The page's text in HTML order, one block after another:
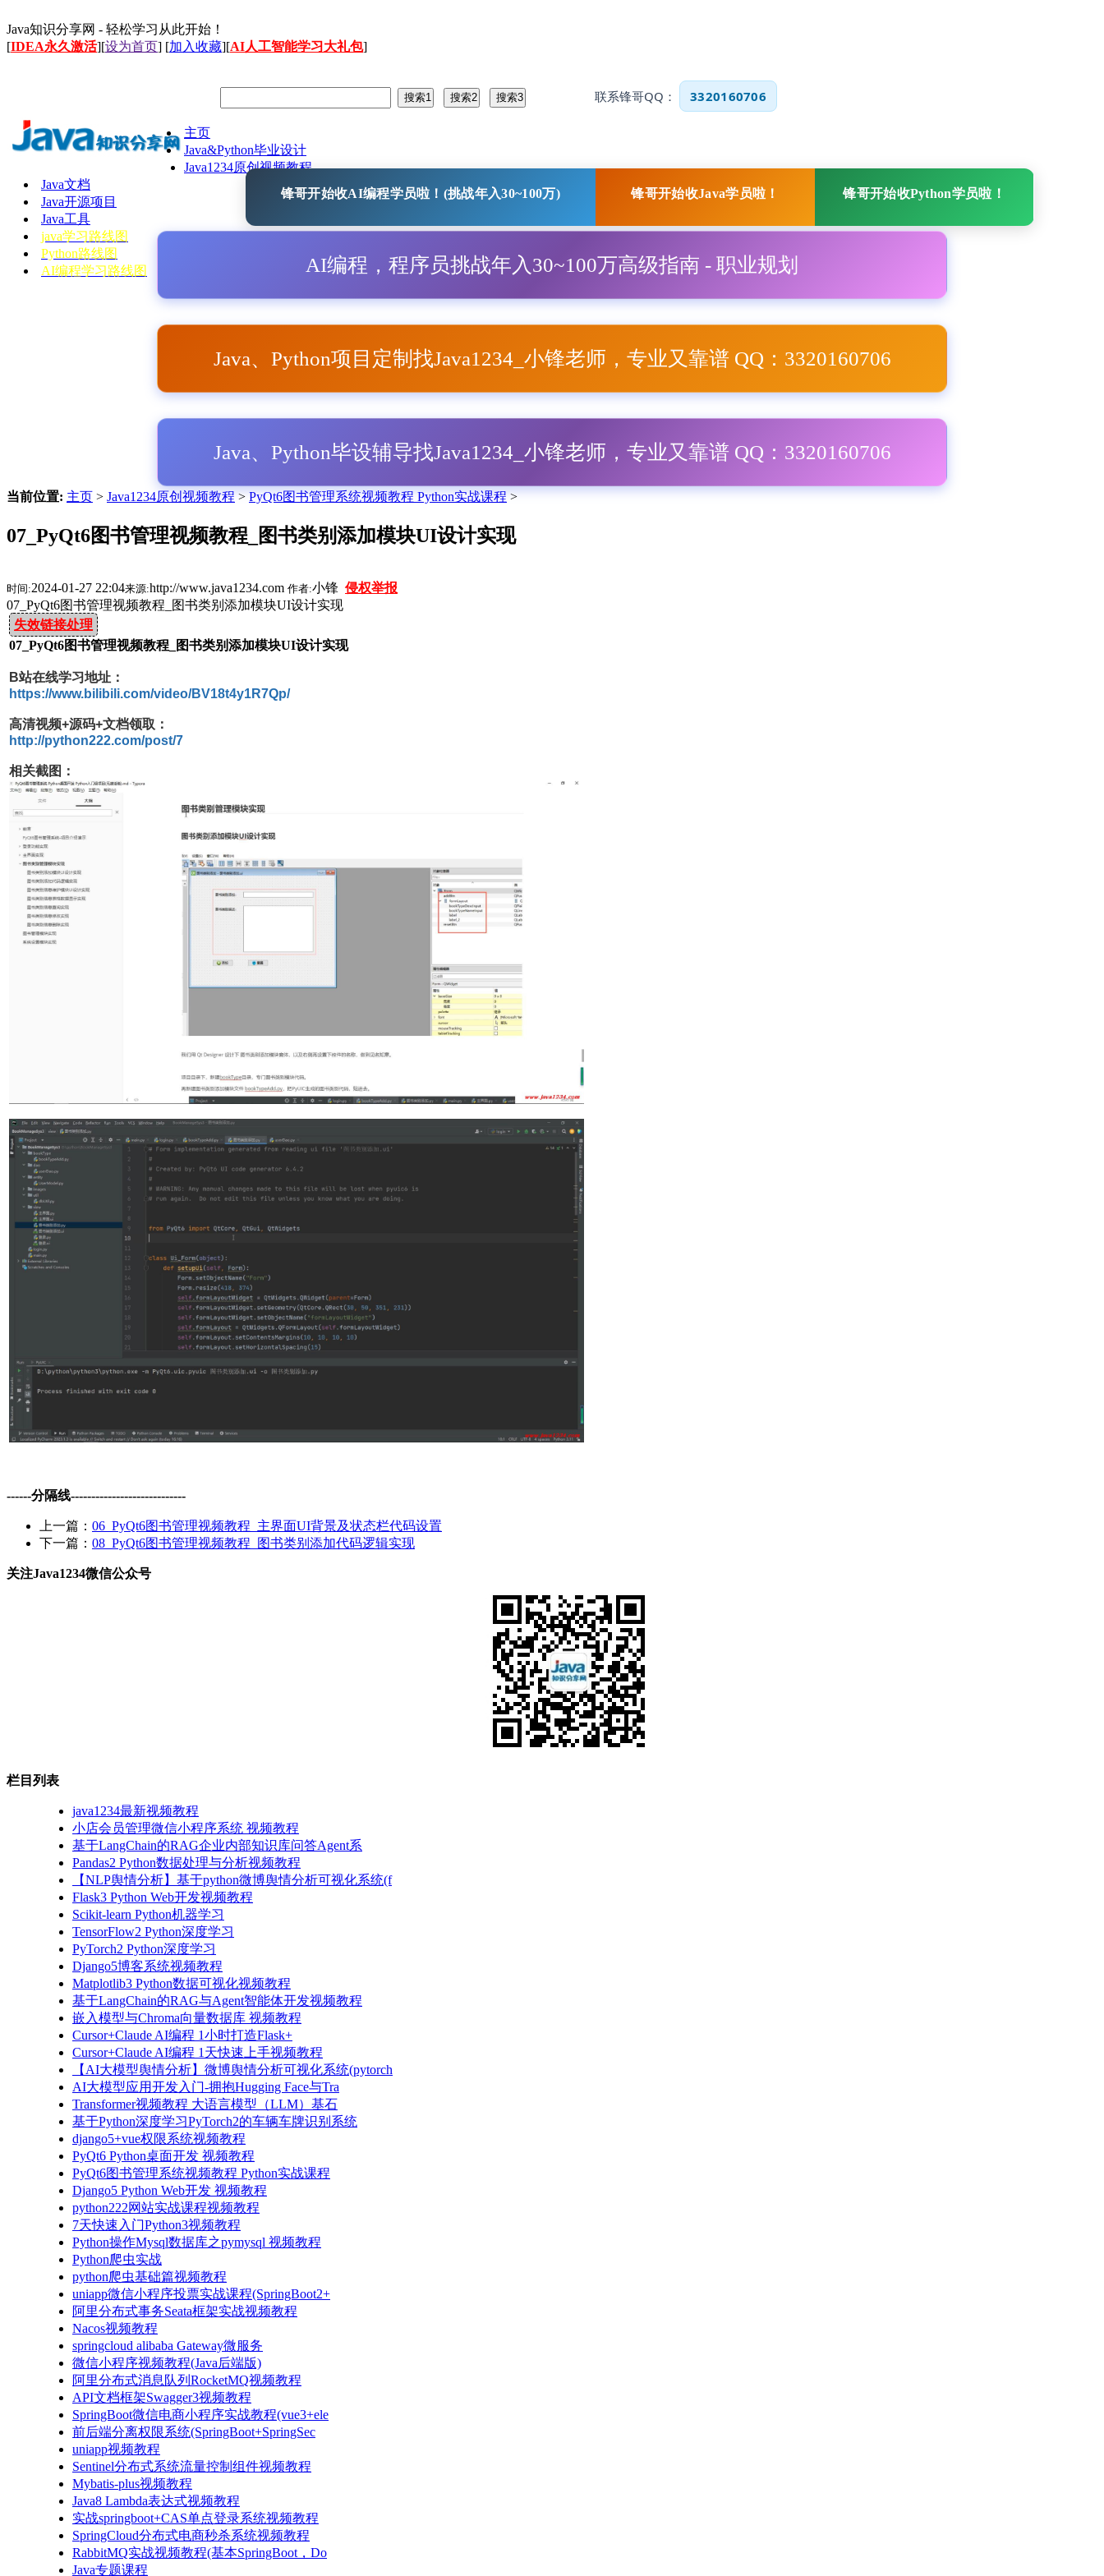
Java知识分享网 - 轻松学习从此开始！
[IDEA永久激活][设为首页] [加入收藏][AI人工智能学习大礼包]
联系锋哥QQ： 3320160706
主页
Java&Python毕业设计
Java1234原创视频教程
Java文档
Java开源项目
Java工具
java学习路线图
Python路线图
AI编程学习路线图
锋哥开始收AI编程学员啦！(挑战年入30~100万) 锋哥开始收Java学员啦！ 锋哥开始收Python学员啦！
AI编程，程序员挑战年入30~100万高级指南 - 职业规划
Java、Python项目定制找Java1234_小锋老师，专业又靠谱 QQ：3320160706
Java、Python毕设辅导找Java1234_小锋老师，专业又靠谱 QQ：3320160706
当前位置: 主页 > Java1234原创视频教程 > PyQt6图书管理系统视频教程 Python实战课程 >
07_PyQt6图书管理视频教程_图书类别添加模块UI设计实现
时间:2024-01-27 22:04来源:http://www.java1234.com 作者:小锋 侵权举报
07_PyQt6图书管理视频教程_图书类别添加模块UI设计实现
失效链接处理
07_PyQt6图书管理视频教程_图书类别添加模块UI设计实现
B站在线学习地址：
https://www.bilibili.com/video/BV18t4y1R7Qp/
高清视频+源码+文档领取：
http://python222.com/post/7
相关截图：
------分隔线----------------------------
上一篇： 06_PyQt6图书管理视频教程_主界面UI背景及状态栏代码设置
下一篇： 08_PyQt6图书管理视频教程_图书类别添加代码逻辑实现
关注Java1234微信公众号
栏目列表
java1234最新视频教程
小店会员管理微信小程序系统 视频教程
基于LangChain的RAG企业内部知识库问答Agent系
Pandas2 Python数据处理与分析视频教程
【NLP舆情分析】基于python微博舆情分析可视化系统(f
Flask3 Python Web开发视频教程
Scikit-learn Python机器学习
TensorFlow2 Python深度学习
PyTorch2 Python深度学习
Django5博客系统视频教程
Matplotlib3 Python数据可视化视频教程
基于LangChain的RAG与Agent智能体开发视频教程
嵌入模型与Chroma向量数据库 视频教程
Cursor+Claude AI编程 1小时打造Flask+
Cursor+Claude AI编程 1天快速上手视频教程
【AI大模型舆情分析】微博舆情分析可视化系统(pytorch
AI大模型应用开发入门-拥抱Hugging Face与Tra
Transformer视频教程 大语言模型（LLM）基石
基于Python深度学习PyTorch2的车辆车牌识别系统
django5+vue权限系统视频教程
PyQt6 Python桌面开发 视频教程
PyQt6图书管理系统视频教程 Python实战课程
Django5 Python Web开发 视频教程
python222网站实战课程视频教程
7天快速入门Python3视频教程
Python操作Mysql数据库之pymysql 视频教程
Python爬虫实战
python爬虫基础篇视频教程
uniapp微信小程序投票实战课程(SpringBoot2+
阿里分布式事务Seata框架实战视频教程
Nacos视频教程
springcloud alibaba Gateway微服务
微信小程序视频教程(Java后端版)
阿里分布式消息队列RocketMQ视频教程
API文档框架Swagger3视频教程
SpringBoot微信电商小程序实战教程(vue3+ele
前后端分离权限系统(SpringBoot+SpringSec
uniapp视频教程
Sentinel分布式系统流量控制组件视频教程
Mybatis-plus视频教程
Java8 Lambda表达式视频教程
实战springboot+CAS单点登录系统视频教程
SpringCloud分布式电商秒杀系统视频教程
RabbitMQ实战视频教程(基本SpringBoot，Do
Java专题课程